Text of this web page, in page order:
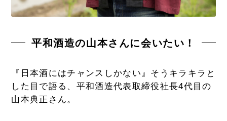
平和酒造の山本さんに会いたい！
『日本酒にはチャンスしかない』そうキラキラと
した目で語る、平和酒造代表取締役社長4代目の
山本典正さん。